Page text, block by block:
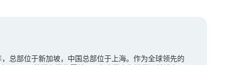
总部位于新加坡，中国总部位于上海。作为全球领先的